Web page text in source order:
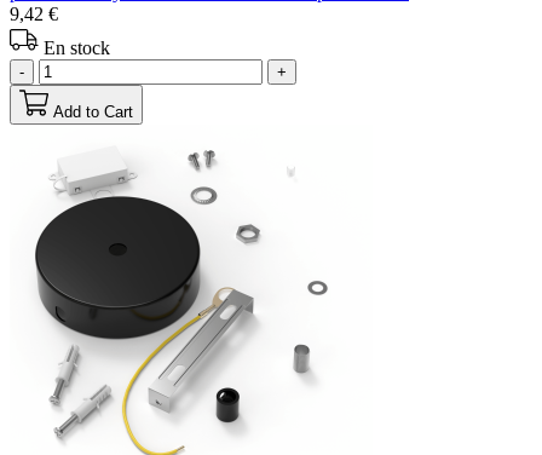
9,42 €
En stock
- +
Add to Cart